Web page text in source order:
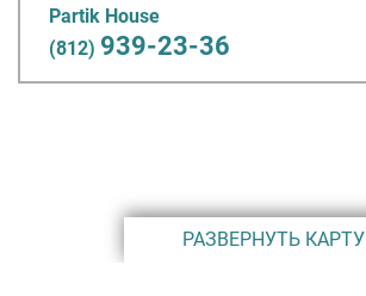
Partik House
(812) 939-23-36
РАЗВЕРНУТЬ КАРТУ